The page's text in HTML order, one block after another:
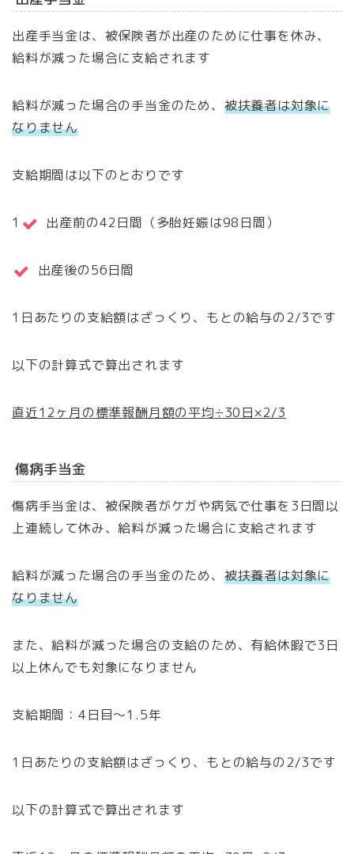
出産手当金は、被保険者が出産のために仕事を休み、
給料が減った場合に支給されます
給料が減った場合の手当金のため、 被扶養者は対象に
なりません
支給期間は以下のとおりです
1 出産前の42日間（多胎妊娠は98日間）
出産後の56日間
1日あたりの支給額はざっくり、もとの給与の2/3です
以下の計算式で算出されます
直近12ヶ月の標準報酬月額の平均÷30日×2/3
傷病手当金
傷病手当金は、被保険者がケガや病気で仕事を3日間以
上連続して休み、給料が減った場合に支給されます
給料が減った場合の手当金のため、 被扶養者は対象に
なりません
また、給料が減った場合の支給のため、有給休暇で3日
以上休んでも対象になりません
支給期間：4日目～1.5年
1日あたりの支給額はざっくり、もとの給与の2/3です
以下の計算式で算出されます